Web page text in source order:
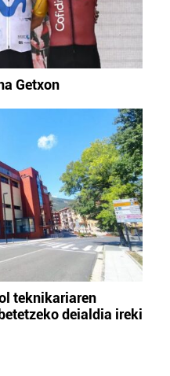
Getxon
teknikariaren
deialdia ireki